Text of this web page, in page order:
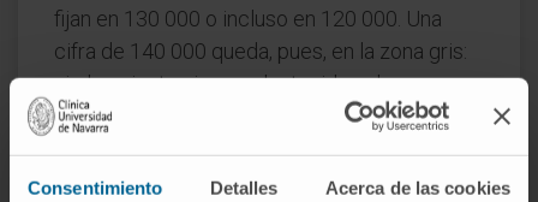
Consentimiento Detalles Acerca de las cookies
fijan en 130 000 o incluso en 120 000. Una
cifra de 140 000 queda, pues, en la zona gris:
si el paciente siempre ha tenido valores en
torno a 250 000, ese descenso relativo puede
nominal. Conviene valorar la tendencia, no solo